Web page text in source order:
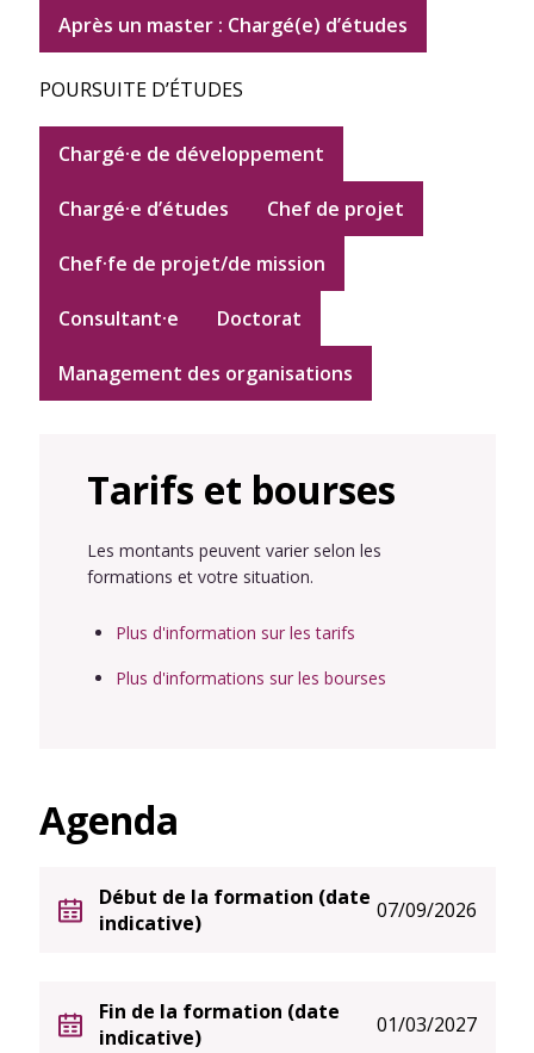
Après un master : Chargé(e) d’études
POURSUITE D’ÉTUDES
Chargé·e de développement
Chargé·e d’études Chef de projet
Chef·fe de projet/de mission
Consultant·e Doctorat
Management des organisations
Tarifs et bourses
Les montants peuvent varier selon les
formations et votre situation.
Plus d'information sur les tarifs
Plus d'informations sur les bourses
Agenda
Début de la formation (date
indicative)
07/09/2026
Fin de la formation (date
indicative)
01/03/2027